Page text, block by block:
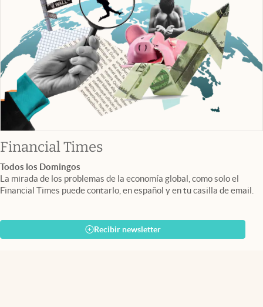
Financial Timesabre en nueva pestaña
Todos los Domingos
La mirada de los problemas de la economía global, como solo el
Financial Times puede contarlo, en español y en tu casilla de email.
Recibir newsletter